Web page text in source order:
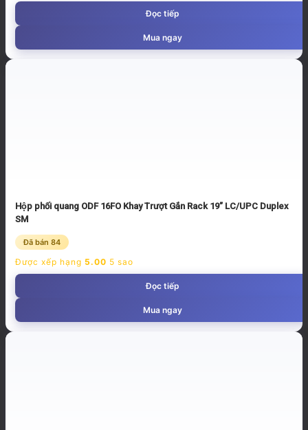
Đọc tiếp
Mua ngay
Hộp phối quang ODF 16FO Khay Trượt Gắn Rack 19” LC/UPC Duplex
SM
Đã bán 84
Được xếp hạng 5.00 5 sao
Đọc tiếp
Mua ngay